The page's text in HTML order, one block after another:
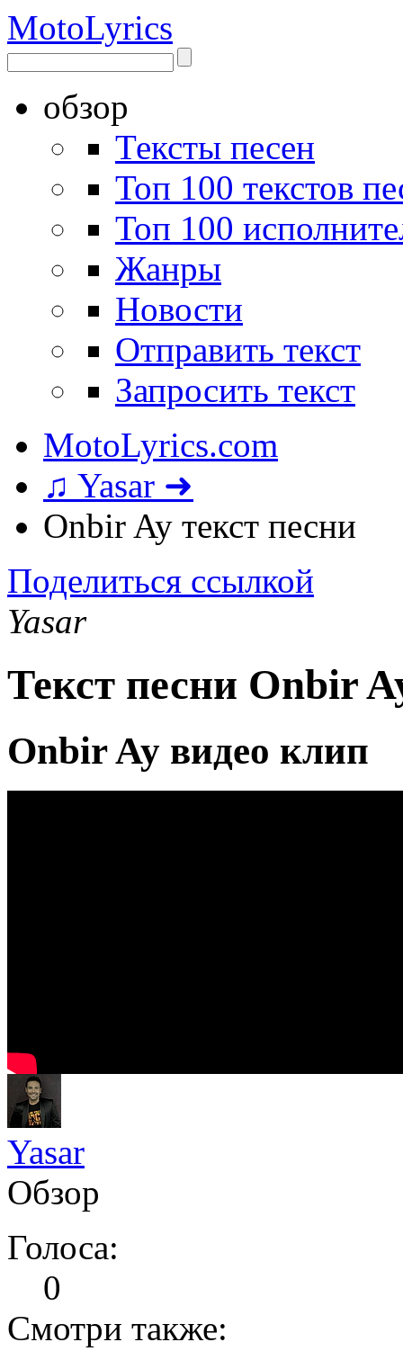
MotoLyrics
обзор
Тексты песен
Топ 100 текстов
Топ 100
Жанры
Новости
Отправить текст
Запросить текст
MotoLyrics.com
♫ Yasar ➜
Onbir Ay текст песни
Поделиться ссылкой
Yasar
Текст песни Onbir
Onbir Ay видео клип
Yasar
Обзор
Голоса:
0
Смотри также: